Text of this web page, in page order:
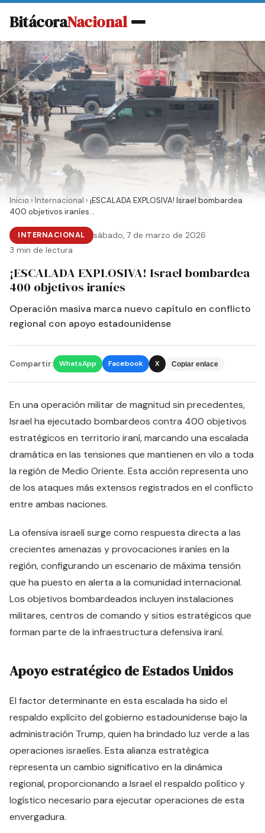
BitácoraNacional
Inicio › Internacional › ¡ESCALADA EXPLOSIVA! Israel bombardea
400 objetivos iraníes...
INTERNACIONAL
sábado, 7 de marzo de 2026
3 min de lectura
¡ESCALADA EXPLOSIVA! Israel bombardea
400 objetivos iraníes
Operación masiva marca nuevo capítulo en conflicto
regional con apoyo estadounidense
Compartir: WhatsApp Facebook X Copiar enlace
En una operación militar de magnitud sin precedentes,
Israel ha ejecutado bombardeos contra 400 objetivos
estratégicos en territorio iraní, marcando una escalada
dramática en las tensiones que mantienen en vilo a toda
la región de Medio Oriente. Esta acción representa uno
de los ataques más extensos registrados en el conflicto
entre ambas naciones.
La ofensiva israelí surge como respuesta directa a las
crecientes amenazas y provocaciones iraníes en la
región, configurando un escenario de máxima tensión
que ha puesto en alerta a la comunidad internacional.
Los objetivos bombardeados incluyen instalaciones
militares, centros de comando y sitios estratégicos que
forman parte de la infraestructura defensiva iraní.
Apoyo estratégico de Estados Unidos
El factor determinante en esta escalada ha sido el
respaldo explícito del gobierno estadounidense bajo la
administración Trump, quien ha brindado luz verde a las
operaciones israelíes. Esta alianza estratégica
representa un cambio significativo en la dinámica
regional, proporcionando a Israel el respaldo político y
logístico necesario para ejecutar operaciones de esta
envergadura.